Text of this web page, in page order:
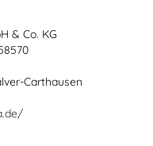
& Co. KG
Carthausen